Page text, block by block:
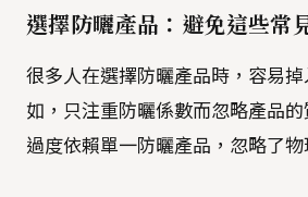
選擇防曬產品：避免這些常
很多人在選擇防曬產品時，容易掉
如，只注重防曬係數而忽略產品
過度依賴單一防曬產品，忽略了物